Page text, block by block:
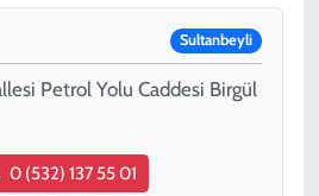
Sultanbeyli
Petrol Yolu Caddesi Birgül
0 (532) 137 55 01